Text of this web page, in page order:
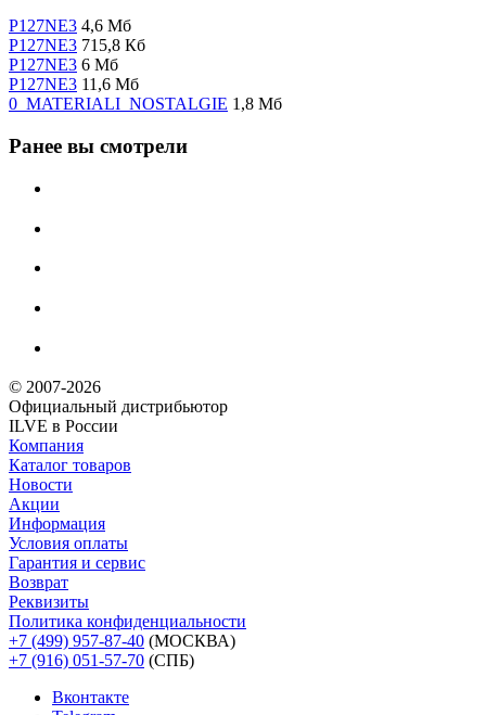
P127NE3 4,6 Мб
P127NE3 715,8 Кб
P127NE3 6 Мб
P127NE3 11,6 Мб
0_MATERIALI_NOSTALGIE 1,8 Мб
Ранее вы смотрели
© 2007-2026
Официальный дистрибьютoр
ILVE в России
Компания
Каталог товаров
Новости
Акции
Информация
Условия оплаты
Гарантия и сервис
Возврат
Реквизиты
Политика конфиденциальности
+7 (499) 957-87-40 (МОСКВА)
+7 (916) 051-57-70 (СПБ)
Вконтакте